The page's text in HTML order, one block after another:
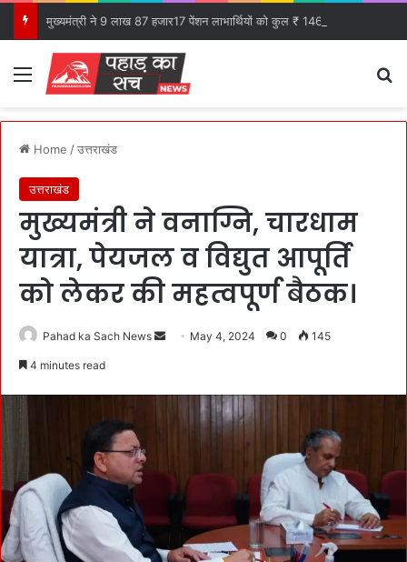
Menu
Home /उत्तराखंड
उत्तराखंड
मुख्यमंत्री ने वनाग्नि, चारधाम
यात्रा, पेयजल व विद्युत आपूर्ति
को लेकर की महत्वपूर्ण बैठक।
Pahad ka Sach News
l
May 4, 2024 0 145
4 minutes read